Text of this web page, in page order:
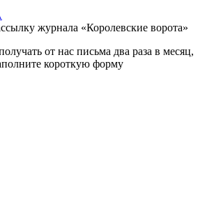
журнала «Королевские ворота»
от нас письма два раза в месяц,
короткую форму